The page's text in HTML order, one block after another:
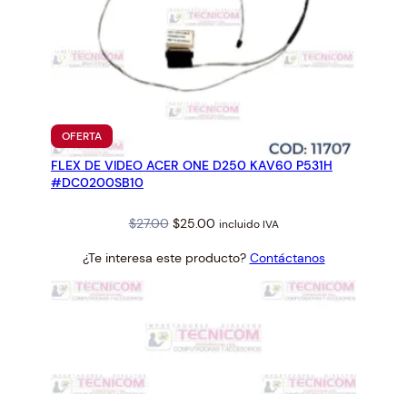
OFERTAPRODUCTO
EN
OFERTA
FLEX DE VIDEO ACER ONE D250 KAV60 P531H
#DC0200SB10
$27.00 Original
was:
$25.00Current
is:
incluido IVA
¿Te interesa este producto? Contáctanos